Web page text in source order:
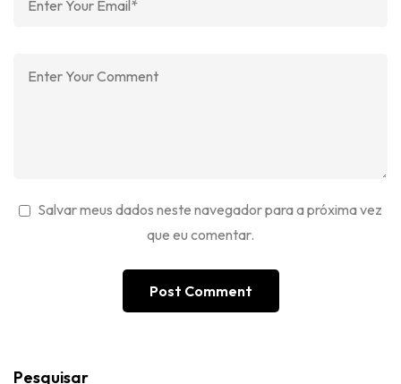
Salvar meus dados neste navegador para a próxima vez
que eu comentar.
Pesquisar